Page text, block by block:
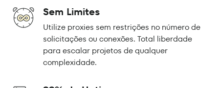
Sem Limites
Utilize proxies sem restrições no número de
solicitações ou conexões. Total liberdade
para escalar projetos de qualquer
complexidade.